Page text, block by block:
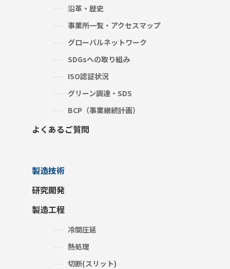
沿革・歴史
事業所一覧・アクセスマップ
グローバルネットワーク
SDGsへの取り組み
ISO認証状況
グリーン調達・SDS
BCP（事業継続計画）
よくあるご質問
製造技術
研究開発
製造工程
冷間圧延
熱処理
切断(スリット)